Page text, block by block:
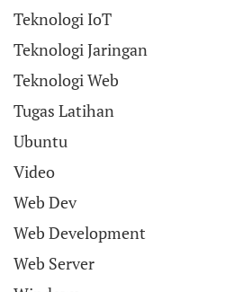
Teknologi IoT
Teknologi Jaringan
Teknologi Web
Tugas Latihan
Ubuntu
Video
Web Dev
Web Development
Web Server